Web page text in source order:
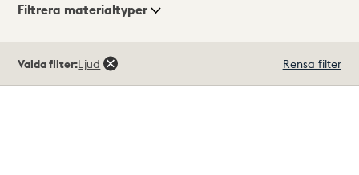
Visningsläge
Filtrera materialtyper
träffar
Valda filter:Ljud Rensa filter